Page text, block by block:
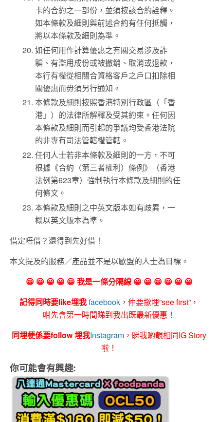
卡的合約之一部份，並須按該合約詮釋。
如本條款及細則與前述合約有任何抵觸，
將以本條款及細則為準。
如任何用作計算優惠之有關交易涉及詐
騙、有濫用成份或被撤銷、取消或退款，
本行有權從相關合資格客戶之戶口扣除相
關優惠而毋須另行通知。
本條款及細則按照香港特別行政區（「香
港」）的法律所解釋及受其約束。任何因
本條款及細則而引起的爭議均受香港法院
的非專有司法管轄權管轄。
任何人士若非本條款及細則的一方，不可
根據《合約（第三者權利）條例》（香港
法例第623章）強制執行本條款及細則的任
何條文。
本條款及細則之中英文版本如有歧異，一
概以英文版本為準。
借定唔借？還得到先好借！
本文提及的服務／產品並不是以歐盟的人士為目標。
😀 😀 😀 😀 😀 我是一條分隔線 😀 😀 😀 😀 😀 😀
記得同時要like埋我facebook ，仲要撳埋”see first”，
咁先會第一時間睇到我出既最新優惠！
同埋梗係要follow 埋我Instagram ，睇我啲靚相同IG Story
啦！
你可能會有興趣: